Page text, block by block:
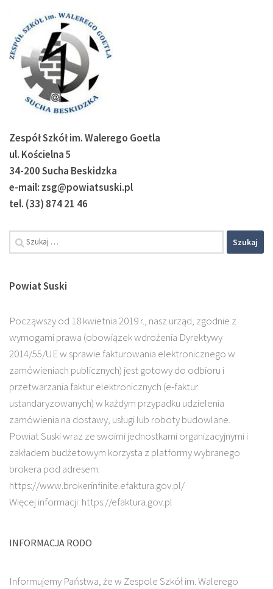
Zespół Szkół im. Walerego Goetla
ul. Kościelna 5
34-200 Sucha Beskidzka
e-mail: zsg@powiatsuski.pl
tel. (33) 874 21 46
Szukaj:
Powiat Suski
Począwszy od 18 kwietnia 2019 r., nasz urząd, zgodnie z
wymogami prawa (obowiązek wdrożenia Dyrektywy
2014/55/UE w sprawie fakturowania elektronicznego w
zamówieniach publicznych) jest gotowy do odbioru i
przetwarzania faktur elektronicznych (e-faktur
ustandaryzowanych) w każdym przypadku udzielenia
zamówienia na dostawy, usługi lub roboty budowlane.
Powiat Suski wraz ze swoimi jednostkami organizacyjnymi i
zakładem budżetowym korzysta z platformy wybranego
brokera pod adresem:
https://www.brokerinfinite.efaktura.gov.pl/
Więcej informacji: https://efaktura.gov.pl
INFORMACJA RODO
Informujemy Państwa, że w Zespole Szkół im. Walerego